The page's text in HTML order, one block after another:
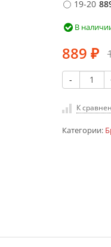
19-20
В
889 ₽
-
К
Категории: